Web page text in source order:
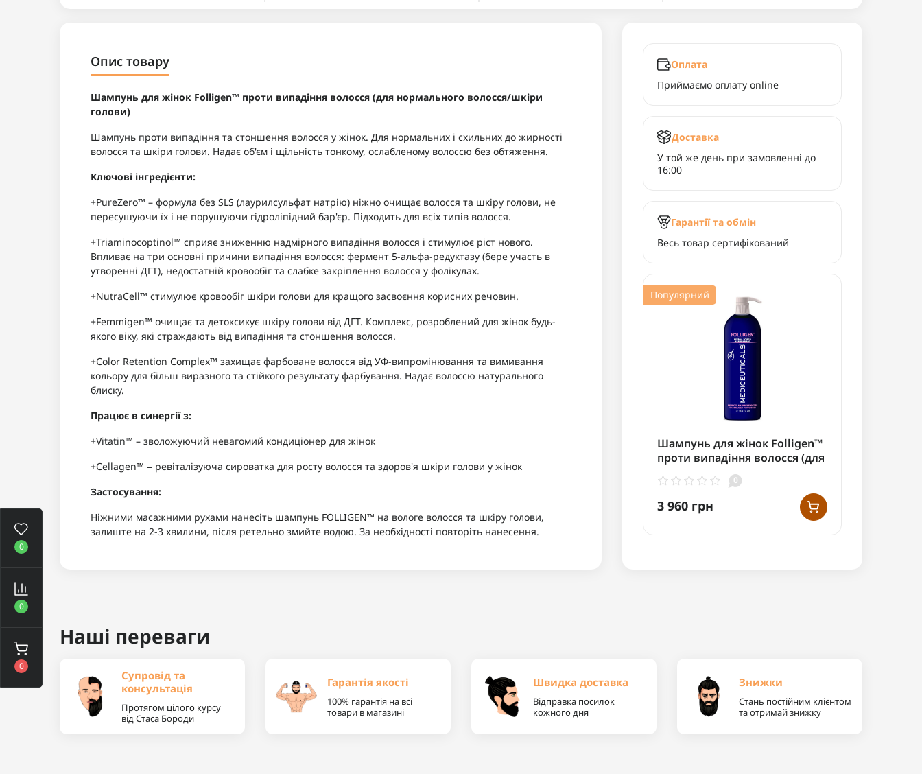
0
0
0
Опис товару
Шампунь для жінок Folligen™ проти випадіння волосся (для нормального волосся/шкіри
голови)
Шампунь проти випадіння та стоншення волосся у жінок. Для нормальних і схильних до жирності
волосся та шкіри голови. Надає об'єм і щільність тонкому, ослабленому волоссю без обтяження.
Ключові інгредієнти:
+PureZero™ – формула без SLS (лаурилсульфат натрію) ніжно очищає волосся та шкіру голови, не
пересушуючи їх і не порушуючи гідроліпідний бар'єр. Підходить для всіх типів волосся.
+Triaminocoptinol™ сприяє зниженню надмірного випадіння волосся і стимулює ріст нового.
Впливає на три основні причини випадіння волосся: фермент 5-альфа-редуктазу (бере участь в
утворенні ДГТ), недостатній кровообіг та слабке закріплення волосся у фолікулах.
+NutraCell™ стимулює кровообіг шкіри голови для кращого засвоєння корисних речовин.
+Femmigen™ очищає та детоксикує шкіру голови від ДГТ. Комплекс, розроблений для жінок будь-
якого віку, які страждають від випадіння та стоншення волосся.
+Color Retention Complex™ захищає фарбоване волосся від УФ-випромінювання та вимивання
кольору для більш виразного та стійкого результату фарбування. Надає волоссю натурального
блиску.
Працює в синергії з:
+Vitatin™ – зволожуючий невагомий кондиціонер для жінок
+Cellagen™ ‒ ревіталізуюча сироватка для росту волосся та здоров'я шкіри голови у жінок
Застосування:
Ніжними масажними рухами нанесіть шампунь FOLLIGEN™ на вологе волосся та шкіру голови,
залиште на 2-3 хвилини, після ретельно змийте водою. За необхідності повторіть нанесення.
Оплата
Приймаємо оплату online
Доставка
У той же день при замовленні до
16:00
Гарантії та обмін
Весь товар сертифікований
Популярний
Шампунь для жінок Folligen™
проти випадіння волосся (для
нормального волосся/шкіри
голови) 1000мл
0
3 960 грн
Наші переваги
Супровід та
консультація
Протягом цілого курсу
від Стаса Бороди
Гарантія якості
100% гарантія на всі
товари в магазині
Швидка доставка
Відправка посилок
кожного дня
Знижки
Стань постійним клієнтом
та отримай знижку